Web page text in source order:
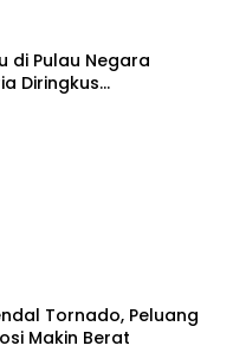
di Pulau Negara
Diringkus
Tornado, Peluang
Makin Berat